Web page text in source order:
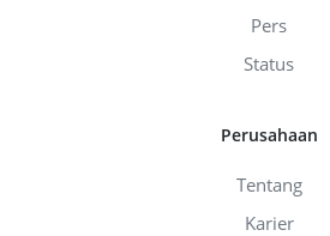
Pers
Status
Perusahaan
Tentang
Karier